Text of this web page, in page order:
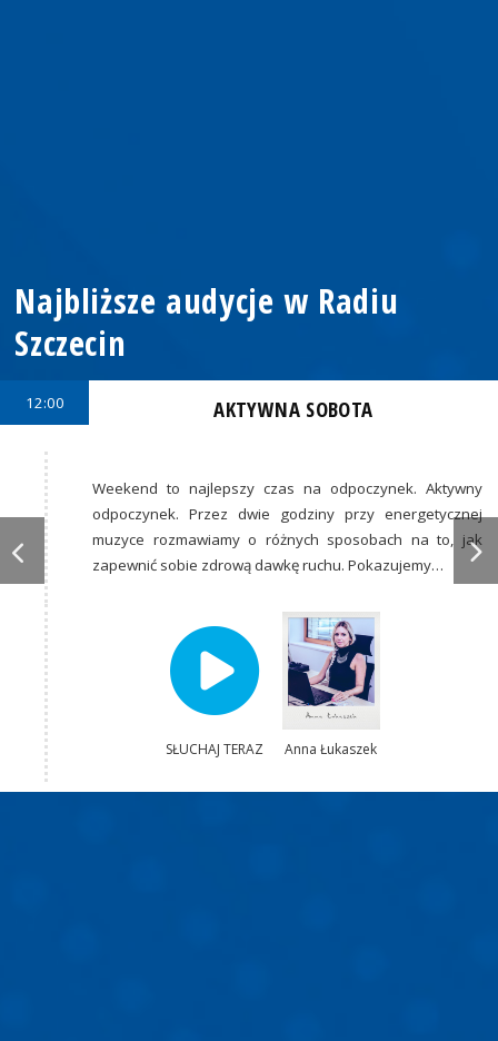
Najbliższe audycje w Radiu
Szczecin
12:00 AKTYWNA SOBOTA
Weekend to najlepszy czas na odpoczynek. Aktywny
odpoczynek. Przez dwie godziny przy energetycznej
muzyce rozmawiamy o różnych sposobach na to, jak
zapewnić sobie zdrową dawkę ruchu. Pokazujemy…
SŁUCHAJ TERAZ Anna Łukaszek